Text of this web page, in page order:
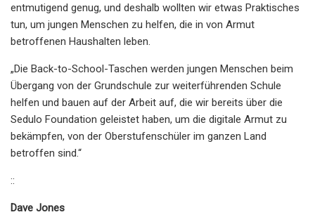
entmutigend genug, und deshalb wollten wir etwas Praktisches
tun, um jungen Menschen zu helfen, die in von Armut
betroffenen Haushalten leben.
„Die Back-to-School-Taschen werden jungen Menschen beim
Übergang von der Grundschule zur weiterführenden Schule
helfen und bauen auf der Arbeit auf, die wir bereits über die
Sedulo Foundation geleistet haben, um die digitale Armut zu
bekämpfen, von der Oberstufenschüler im ganzen Land
betroffen sind.“
::
Dave Jones